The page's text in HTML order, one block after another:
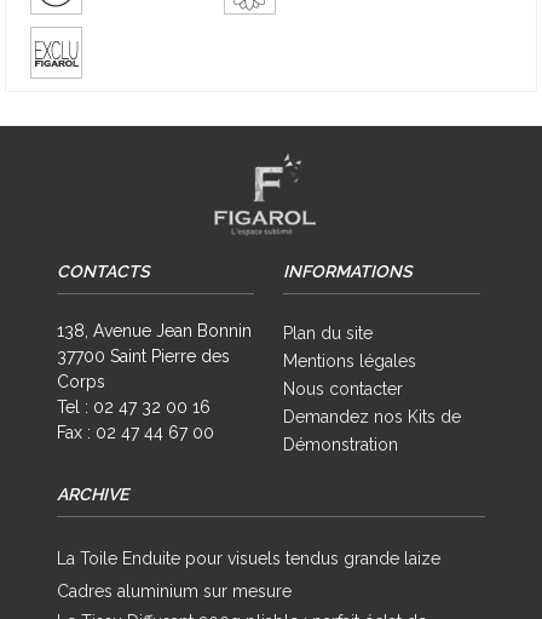
CONTACTS
138, Avenue Jean Bonnin
37700 Saint Pierre des
Corps
Tel : 02 47 32 00 16
Fax : 02 47 44 67 00
INFORMATIONS
Plan du site
Mentions légales
Nous contacter
Demandez nos Kits de
Démonstration
ARCHIVE
La Toile Enduite pour visuels tendus grande laize
Cadres aluminium sur mesure